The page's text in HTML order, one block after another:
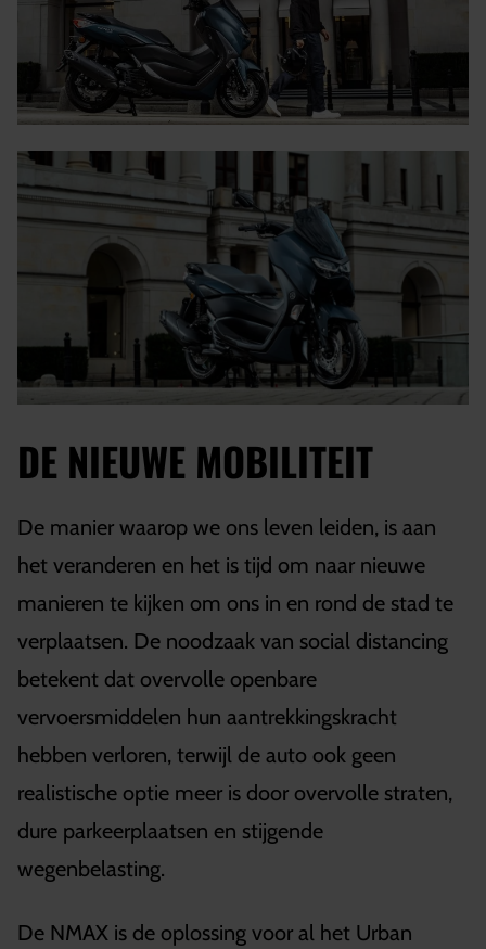
DE NIEUWE MOBILITEIT
De manier waarop we ons leven leiden, is aan
het veranderen en het is tijd om naar nieuwe
manieren te kijken om ons in en rond de stad te
verplaatsen. De noodzaak van social distancing
betekent dat overvolle openbare
vervoersmiddelen hun aantrekkingskracht
hebben verloren, terwijl de auto ook geen
realistische optie meer is door overvolle straten,
dure parkeerplaatsen en stijgende
wegenbelasting.
De NMAX is de oplossing voor al het Urban